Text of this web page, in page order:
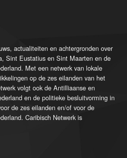
actualiteiten en achtergronden over
Sint Eustatius en Sint Maarten en de
Met een netwerk van lokale
op de zes eilanden van het
volgt ook de Antilliaanse en
en de politieke besluitvorming in
de zes eilanden en/of voor de
Caribisch Netwerk is